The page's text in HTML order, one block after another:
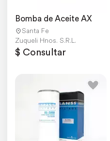
Bomba de Aceite AX
Santa Fe
Zuqueli Hnos. S.R.L.
$ Consultar